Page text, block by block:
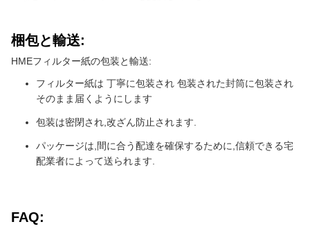
梱包と輸送:
HMEフィルター紙の包装と輸送:
フィルター紙は 丁寧に包装され 包装された封筒に包装され
そのまま届くようにします
包装は密閉され,改ざん防止されます.
パッケージは,間に合う配達を確保するために,信頼できる宅
配業者によって送られます.
FAQ: